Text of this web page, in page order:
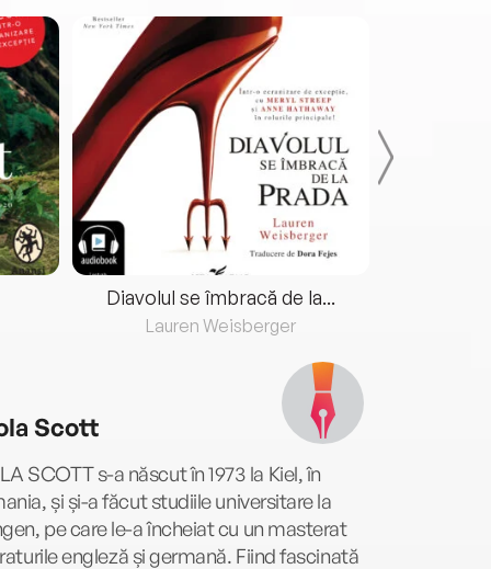
Diavolul se îmbracă de la...
Lauren Weisberger
Scott
SCOTT s-a născut în 1973 la Kiel, în
și și-a făcut studiile universitare la
pe care le-a încheiat cu un masterat
engleză și germană. Fiind fascinată